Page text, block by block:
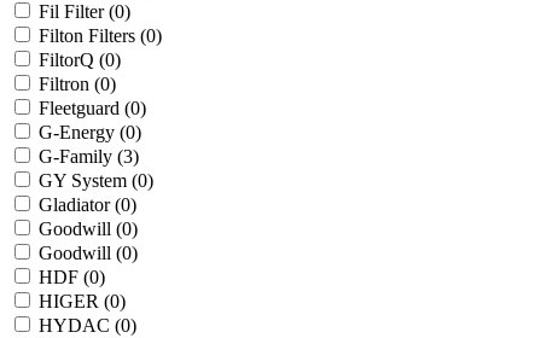
Fil Filter (0)
Filton Filters (0)
FiltorQ (0)
Filtron (0)
Fleetguard (0)
G-Energy (0)
G-Family (3)
GY System (0)
Gladiator (0)
Goodwill (0)
Goodwill (0)
HDF (0)
HIGER (0)
HYDAC (0)